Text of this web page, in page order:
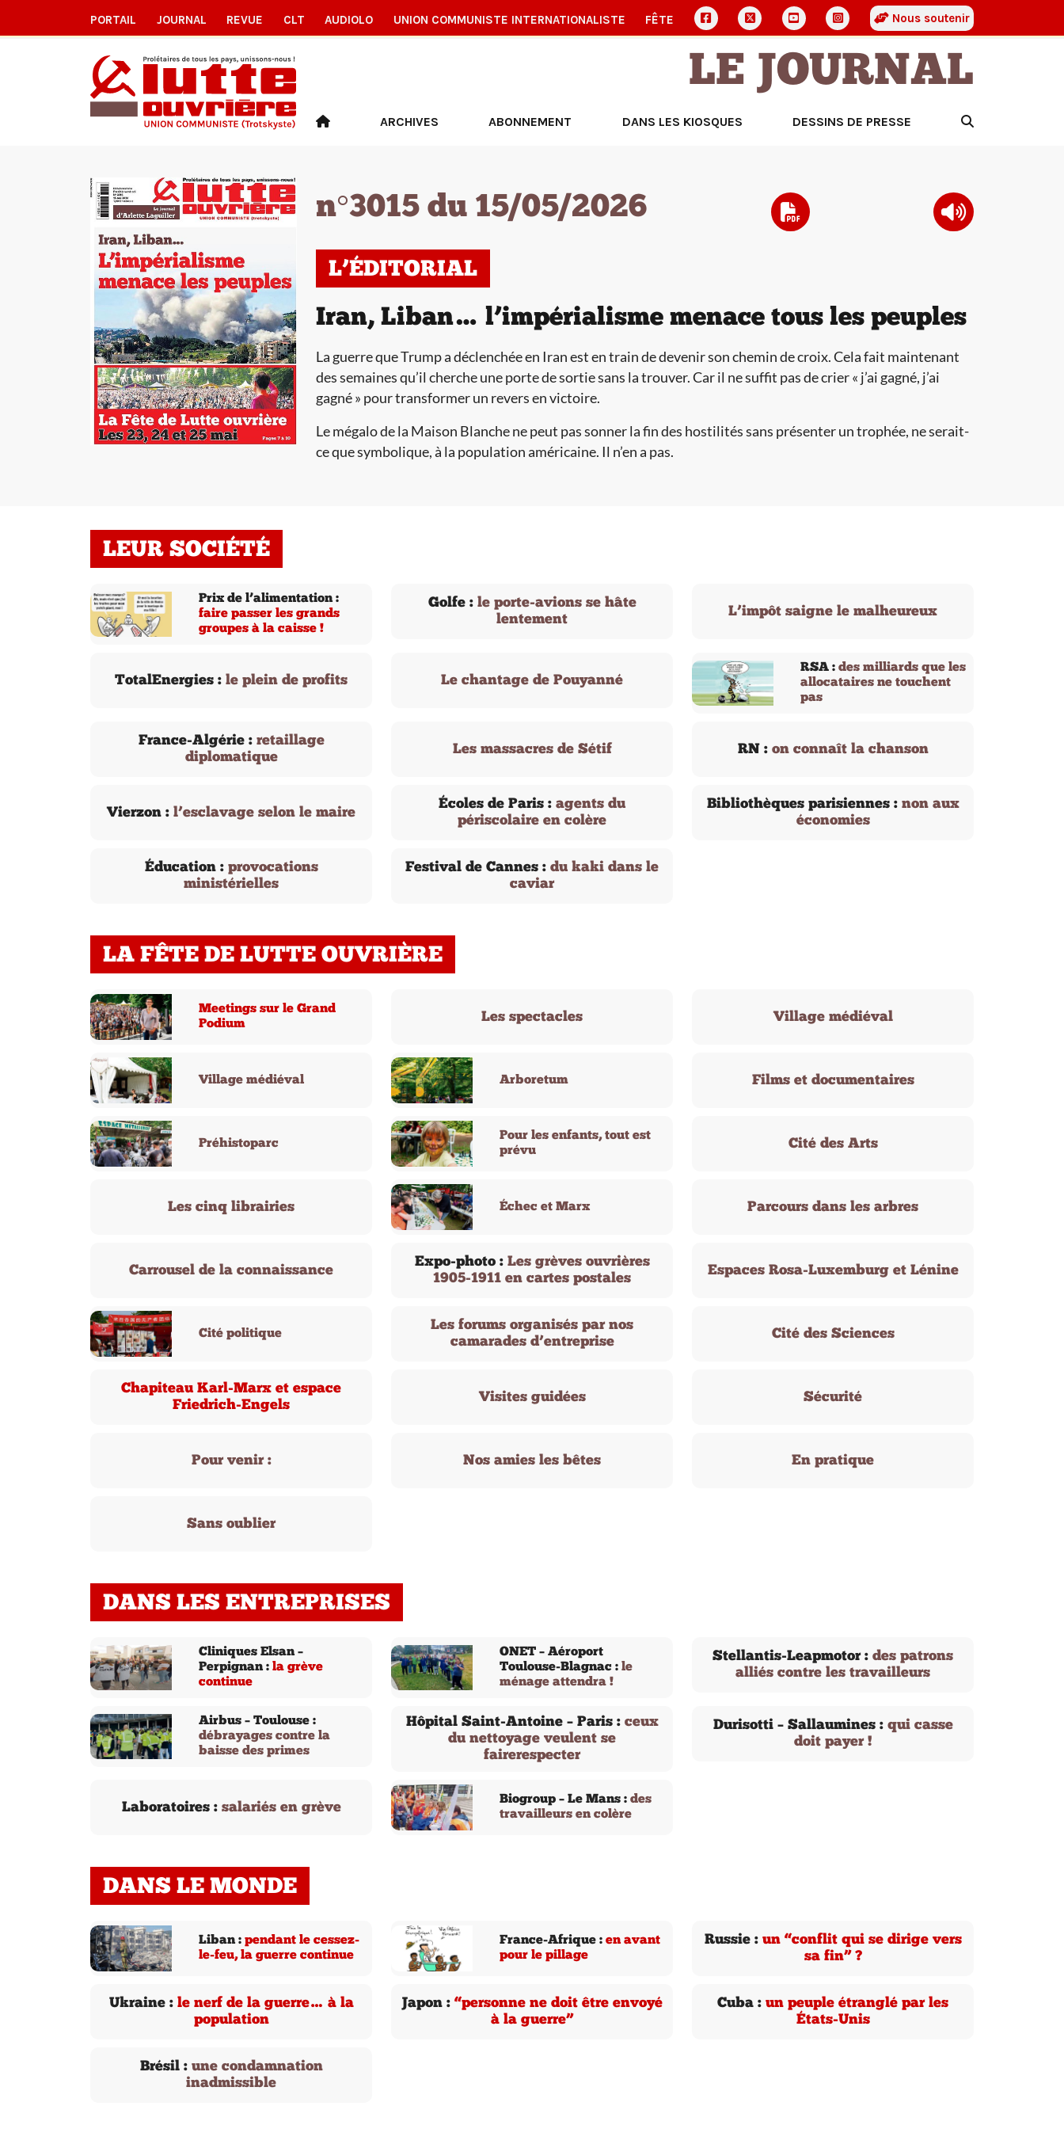
PORTAIL JOURNAL REVUE CLT AUDIOLO UNION COMMUNISTE INTERNATIONALISTE FÊTE Nous soutenir
LE JOURNAL
ARCHIVES ABONNEMENT DANS LES KIOSQUES DESSINS DE PRESSE
n°3015 du 15/05/2026
L’ÉDITORIAL
Iran, Liban… l’impérialisme menace tous les peuples
La guerre que Trump a déclenchée en Iran est en train de devenir son chemin de croix. Cela fait maintenant
des semaines qu’il cherche une porte de sortie sans la trouver. Car il ne suffit pas de crier « j’ai gagné, j’ai
gagné » pour transformer un revers en victoire.
Le mégalo de la Maison Blanche ne peut pas sonner la fin des hostilités sans présenter un trophée, ne serait-
ce que symbolique, à la population américaine. Il n’en a pas.
LEUR SOCIÉTÉ
Prix de l’alimentation :
faire passer les grands
groupes à la caisse !
Golfe : le porte-avions se hâte
lentement
L’impôt saigne le malheureux
TotalEnergies : le plein de profits Le chantage de Pouyanné
RSA : des milliards que les
allocataires ne touchent
pas
France-Algérie : retaillage
diplomatique
Les massacres de Sétif RN : on connaît la chanson
Vierzon : l’esclavage selon le maire
Écoles de Paris : agents du
périscolaire en colère
Bibliothèques parisiennes : non aux
économies
Éducation : provocations
ministérielles
Festival de Cannes : du kaki dans le
caviar
LA FÊTE DE LUTTE OUVRIÈRE
Meetings sur le Grand
Podium
Les spectacles Village médiéval
Village médiéval Arboretum Films et documentaires
Préhistoparc
Pour les enfants, tout est
prévu
Cité des Arts
Les cinq librairies Échec et Marx Parcours dans les arbres
Carrousel de la connaissance
Expo-photo : Les grèves ouvrières
1905-1911 en cartes postales
Espaces Rosa-Luxemburg et Lénine
Cité politique
Les forums organisés par nos
camarades d’entreprise
Cité des Sciences
Chapiteau Karl-Marx et espace
Friedrich-Engels
Visites guidées Sécurité
Pour venir : Nos amies les bêtes En pratique
Sans oublier
DANS LES ENTREPRISES
Cliniques Elsan –
Perpignan : la grève
continue
ONET – Aéroport
Toulouse-Blagnac : le
ménage attendra !
Stellantis-Leapmotor : des patrons
alliés contre les travailleurs
Airbus – Toulouse :
débrayages contre la
baisse des primes
Hôpital Saint-Antoine – Paris : ceux
du nettoyage veulent se
fairerespecter
Durisotti – Sallaumines : qui casse
doit payer !
Laboratoires : salariés en grève
Biogroup – Le Mans : des
travailleurs en colère
DANS LE MONDE
Liban : pendant le cessez-
le-feu, la guerre continue
France-Afrique : en avant
pour le pillage
Russie : un “conflit qui se dirige vers
sa fin” ?
Ukraine : le nerf de la guerre… à la
population
Japon : “personne ne doit être envoyé
à la guerre”
Cuba : un peuple étranglé par les
États-Unis
Brésil : une condamnation
inadmissible